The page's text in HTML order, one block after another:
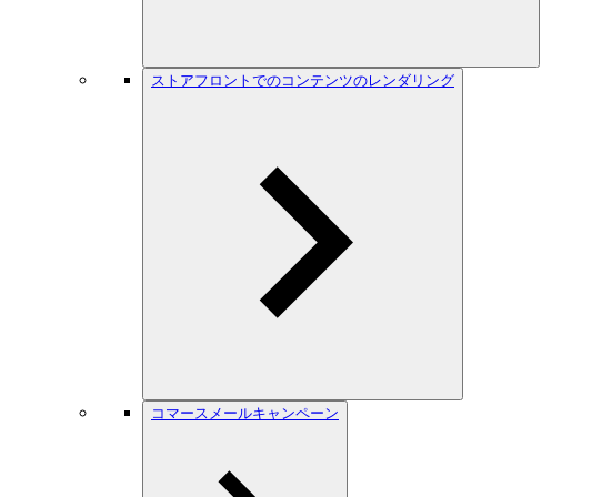
ストアフロントでのコンテンツのレンダリング
コマースメールキャンペーン